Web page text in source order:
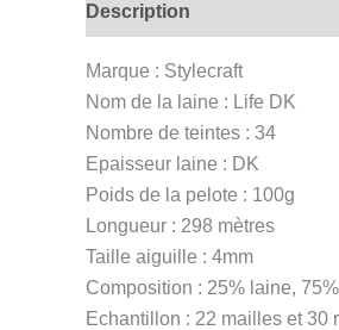
Description
Marque : Stylecraft
Nom de la laine : Life DK
Nombre de teintes : 34
Epaisseur laine : DK
Poids de la pelote : 100g
Longueur : 298 mètres
Taille aiguille : 4mm
Composition : 25% laine,
Echantillon : 22 mailles et 30